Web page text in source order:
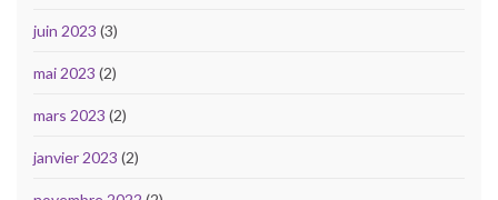
juin 2023 (3)
mai 2023 (2)
mars 2023 (2)
janvier 2023 (2)